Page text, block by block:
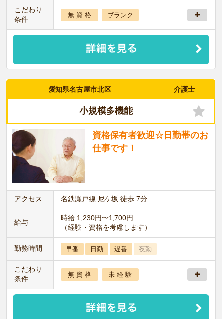
こだわり
条件
無 資 格 ブランク
愛知県名古屋市北区 介護士
小規模多機能
資格保有者歓迎☆日勤帯のお
仕事です！
アクセス 名鉄瀬戸線 尼ケ坂 徒歩 7分
給与
時給:1,230円〜1,700円
（経験・資格を考慮します）
勤務時間 早番 日勤 遅番 夜勤
こだわり
条件
無 資 格 未 経 験